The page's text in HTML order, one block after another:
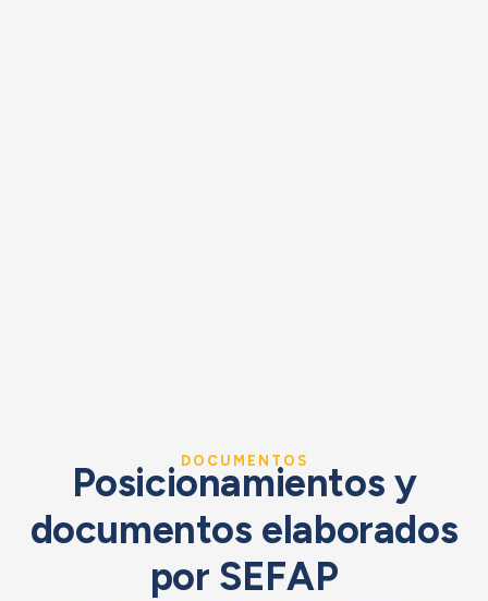
DOCUMENTOS
Posicionamientos y
documentos elaborados
por SEFAP